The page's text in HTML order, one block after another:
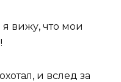
вижу, что мои
и вслед за